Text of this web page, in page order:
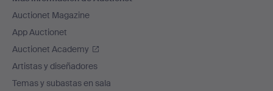
Auctionet Magazine
App Auctionet
Auctionet Academy
Artistas y diseñadores
Temas y subastas en sala